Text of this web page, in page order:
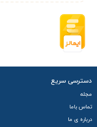
دسترسی سریع
مجله
تماس باما
درباره ی ما